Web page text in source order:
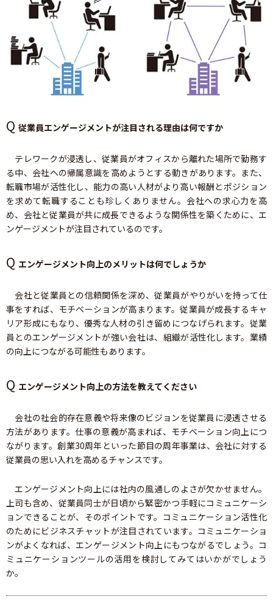
Q 従業員エンゲージメントが注目される理由は何ですか
テレワークが浸透し、従業員がオフィスから離れた場所で勤務す
る中、会社への帰属意識を高めようとする動きがあります。また、
転職市場が活性化し、能力の高い人材がより高い報酬とポジション
を求めて転職することも珍しくありません。会社への求心力を高
め、会社と従業員が共に成長できるような関係性を築くために、エ
ンゲージメントが注目されているのです。
Q エンゲージメント向上のメリットは何でしょうか
会社と従業員との信頼関係を深め、従業員がやりがいを持って仕
事をすれば、モチベーションが高まります。従業員が成長するキャ
リア形成にもなり、優秀な人材の引き留めにつなげられます。従業
員とのエンゲージメントが強い会社は、組織が活性化します。業績
の向上につながる可能性もあります。
Q エンゲージメント向上の方法を教えてください
会社の社会的存在意義や将来像のビジョンを従業員に浸透させる
方法があります。仕事の意義が高まれば、モチベーション向上につ
ながります。創業30周年といった節目の周年事業は、会社に対する
従業員の思い入れを高めるチャンスです。
エンゲージメント向上には社内の風通しのよさが欠かせません。
上司も含め、従業員同士が日頃から緊密かつ手軽にコミュニケーシ
ョンできることが、そのポイントです。コミュニケーション活性化
のためにビジネスチャットが注目されています。コミュニケーショ
ンがよくなれば、エンゲージメント向上にもつながるでしょう。コ
ミュニケーションツールの活用を検討してみてはいかがでしょう
か。